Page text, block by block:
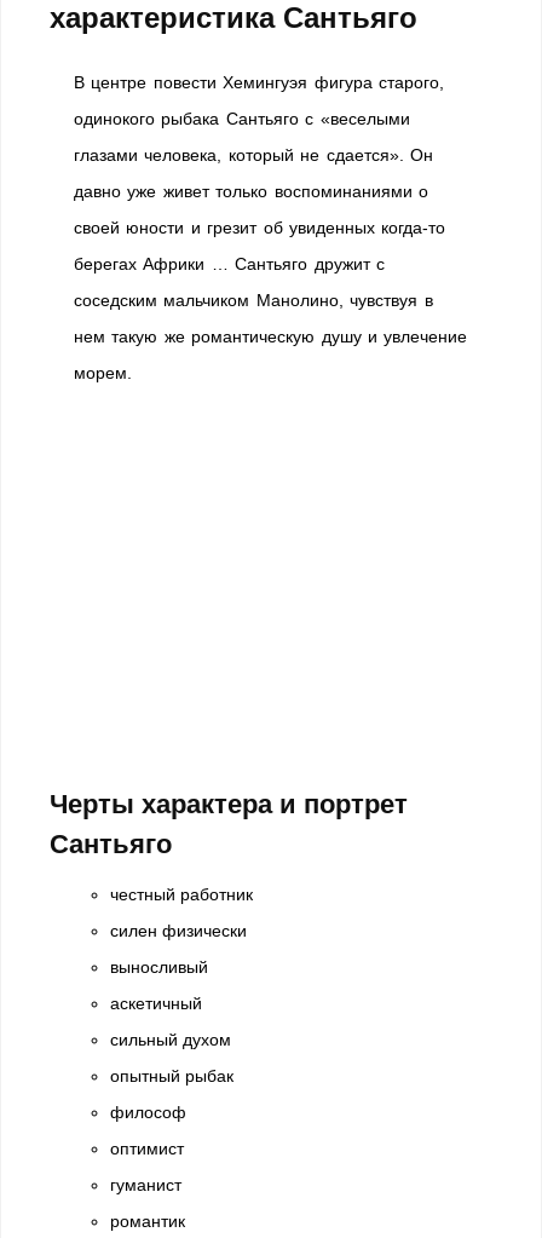
характеристика Сантьяго
В центре повести Хемингуэя фигура старого,
одинокого рыбака Сантьяго с «веселыми
глазами человека, который не сдается». Он
давно уже живет только воспоминаниями о
своей юности и грезит об увиденных когда-то
берегах Африки … Сантьяго дружит с
соседским мальчиком Манолино, чувствуя в
нем такую же романтическую душу и увлечение
морем.
Черты характера и портрет
Сантьяго
честный работник
силен физически
выносливый
аскетичный
сильный духом
опытный рыбак
философ
оптимист
гуманист
романтик